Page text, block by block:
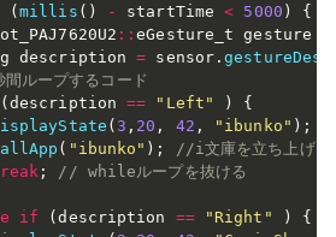
(millis ( ) - startTime < 5000 )
{
::eGesture_t gesture
description
= sensor .
ループするコード
(description == "Left" )
{
(3 , 20 , 42 , "ibunko" ) ;
( "ibunko" ) ;
//i文庫を立ち上げる
;
// whileループを抜ける
if (description == "Right" )
{